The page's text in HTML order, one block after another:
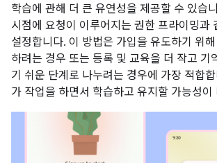
학습에 관해 더 큰 유연성을 제공할 수 있습
시점에 요청이 이루어지는 권한 프라이밍과
설정합니다. 이 방법은 가입을 유도하기 위
하려는 경우 또는 등록 및 교육을 더 작고 기
기 쉬운 단계로 나누려는 경우에 가장 적합
가 작업을 하면서 학습하고 유지할 가능성이